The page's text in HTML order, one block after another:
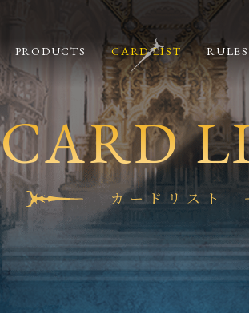
PRODUCTS CARD LIST
CARD
カードリスト